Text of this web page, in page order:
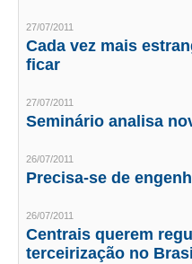
FIQUE POR DENTRO
APRESENTAÇÃO
EMPREGO E ESTÁGIO
AUTÔNOMOS E SERVIÇOS
27/07/2011
Cada vez mais
ficar
27/07/2011
Seminário analisa
26/07/2011
Precisa-se de
26/07/2011
Centrais querem
terceirização no Brasil